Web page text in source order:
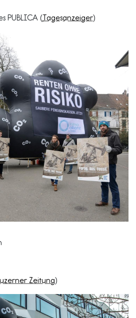
PUBLICA (Tagesanzeiger)
Zeitung)